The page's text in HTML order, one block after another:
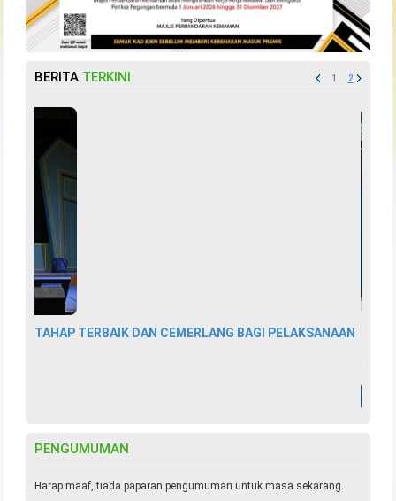
BERITA TERKINI 1 2
INISIATIF KELULUSAN PANTAS
PENGUMUMAN
Harap maaf, tiada paparan pengumuman untuk masa sekarang.